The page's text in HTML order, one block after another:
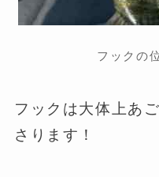
フックの
フックは大体上あ
さります！